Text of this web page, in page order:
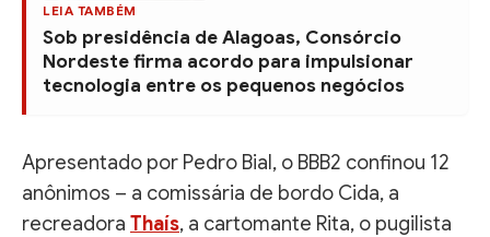
LEIA TAMBÉM
Sob presidência de Alagoas, Consórcio
Nordeste firma acordo para impulsionar
tecnologia entre os pequenos negócios
Apresentado por Pedro Bial, o BBB2 confinou 12
anônimos – a comissária de bordo Cida, a
recreadora Thaís, a cartomante Rita, o pugilista